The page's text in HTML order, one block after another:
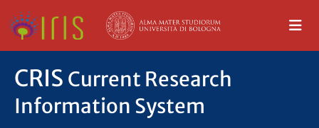
CRIS Current Research
Information System